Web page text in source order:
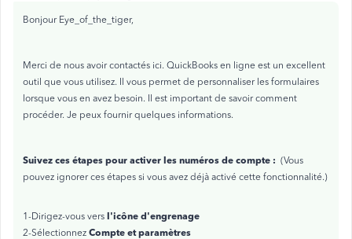
Bonjour Eye_of_the_tiger,
Merci de nous avoir contactés ici. QuickBooks en ligne est un excellent
outil que vous utilisez. Il vous permet de personnaliser les formulaires
lorsque vous en avez besoin. Il est important de savoir comment
procéder. Je peux fournir quelques informations.
Suivez ces étapes pour activer les numéros de compte : (Vous
pouvez ignorer ces étapes si vous avez déjà activé cette fonctionnalité.)
1-Dirigez-vous vers l'icône d'engrenage
2-Sélectionnez Compte et paramètres